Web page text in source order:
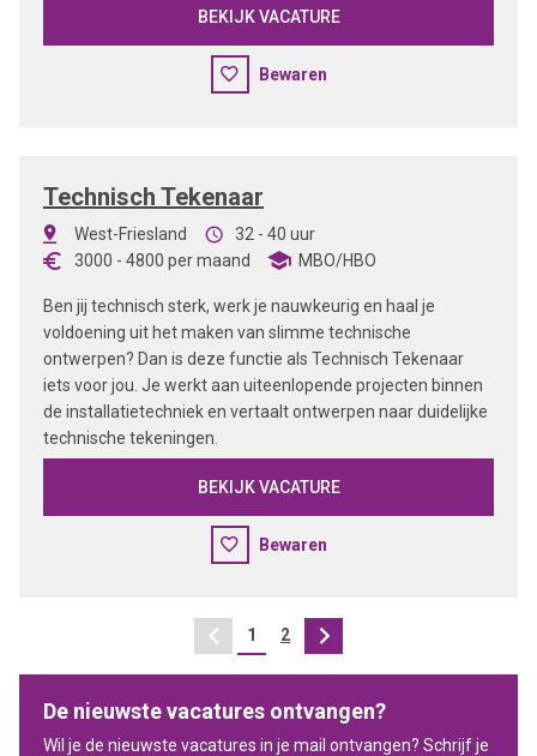
BEKIJK VACATURE
Bewaren
Technisch Tekenaar
West-Friesland
32 - 40 uur
3000 - 4800 per maand MBO/HBO
Ben jij technisch sterk, werk je nauwkeurig en haal je
voldoening uit het maken van slimme technische
ontwerpen? Dan is deze functie als Technisch Tekenaar
iets voor jou. Je werkt aan uiteenlopende projecten binnen
de installatietechniek en vertaalt ontwerpen naar duidelijke
technische tekeningen.
BEKIJK VACATURE
Bewaren
Vorige
1 2
De nieuwste vacatures ontvangen?
Wil je de nieuwste vacatures in je mail ontvangen? Schrijf je